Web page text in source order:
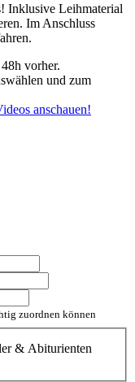
Inklusive Leihmaterial
Im Anschluss
vorher.
und zum
anschauen!
zuordnen können
& Abiturienten